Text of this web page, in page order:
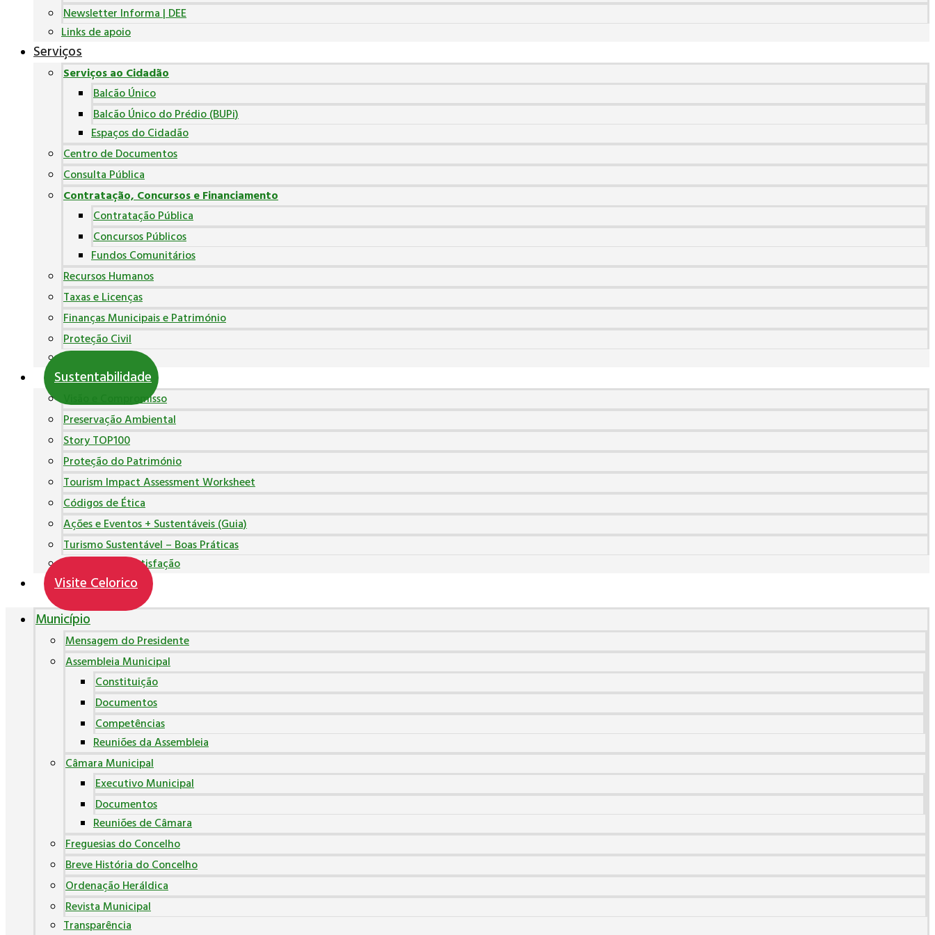
Newsletter Informa | DEE
Links de apoio
Serviços
Serviços ao Cidadão
Balcão Único
Balcão Único do Prédio (BUPi)
Espaços do Cidadão
Centro de Documentos
Consulta Pública
Contratação, Concursos e Financiamento
Contratação Pública
Concursos Públicos
Fundos Comunitários
Recursos Humanos
Taxas e Licenças
Finanças Municipais e Património
Proteção Civil
Polícia Municipal
Sustentabilidade
Visão e Compromisso
Preservação Ambiental
Story TOP100
Proteção do Património
Tourism Impact Assessment Worksheet
Códigos de Ética
Ações e Eventos + Sustentáveis (Guia)
Turismo Sustentável – Boas Práticas
Inquéritos de Satisfação
Visite Celorico
Município
Mensagem do Presidente
Assembleia Municipal
Constituição
Documentos
Competências
Reuniões da Assembleia
Câmara Municipal
Executivo Municipal
Documentos
Reuniões de Câmara
Freguesias do Concelho
Breve História do Concelho
Ordenação Heráldica
Revista Municipal
Transparência